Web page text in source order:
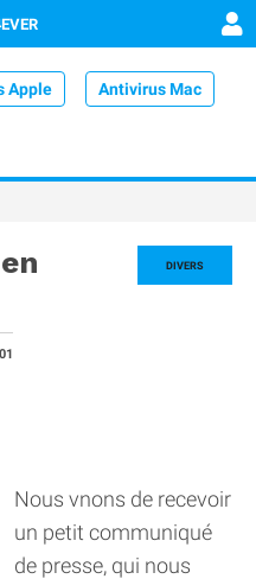
Apple Antivirus Mac
DIVERS
Nous vnons de recevoir
un petit communiqué
de presse, qui nous